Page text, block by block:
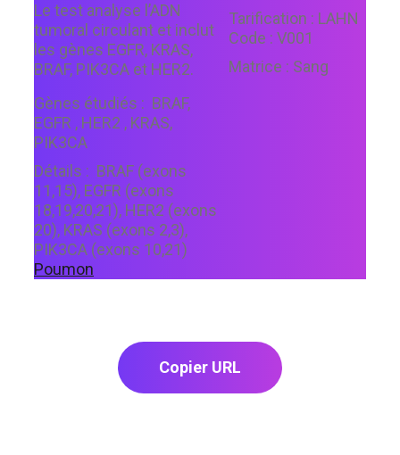
Le test analyse l’ADN
tumoral circulant et inclut
les gènes EGFR, KRAS,
BRAF, PIK3CA et HER2.
Gènes étudiés : BRAF,
EGFR , HER2 , KRAS,
PIK3CA
Détails : BRAF (exons
11,15), EGFR (exons
18,19,20,21), HER2 (exons
20), KRAS (exons 2,3),
PIK3CA (exons 10,21)
Poumon
Tarification : LAHN
Code : V001
Matrice : Sang
Copier URL